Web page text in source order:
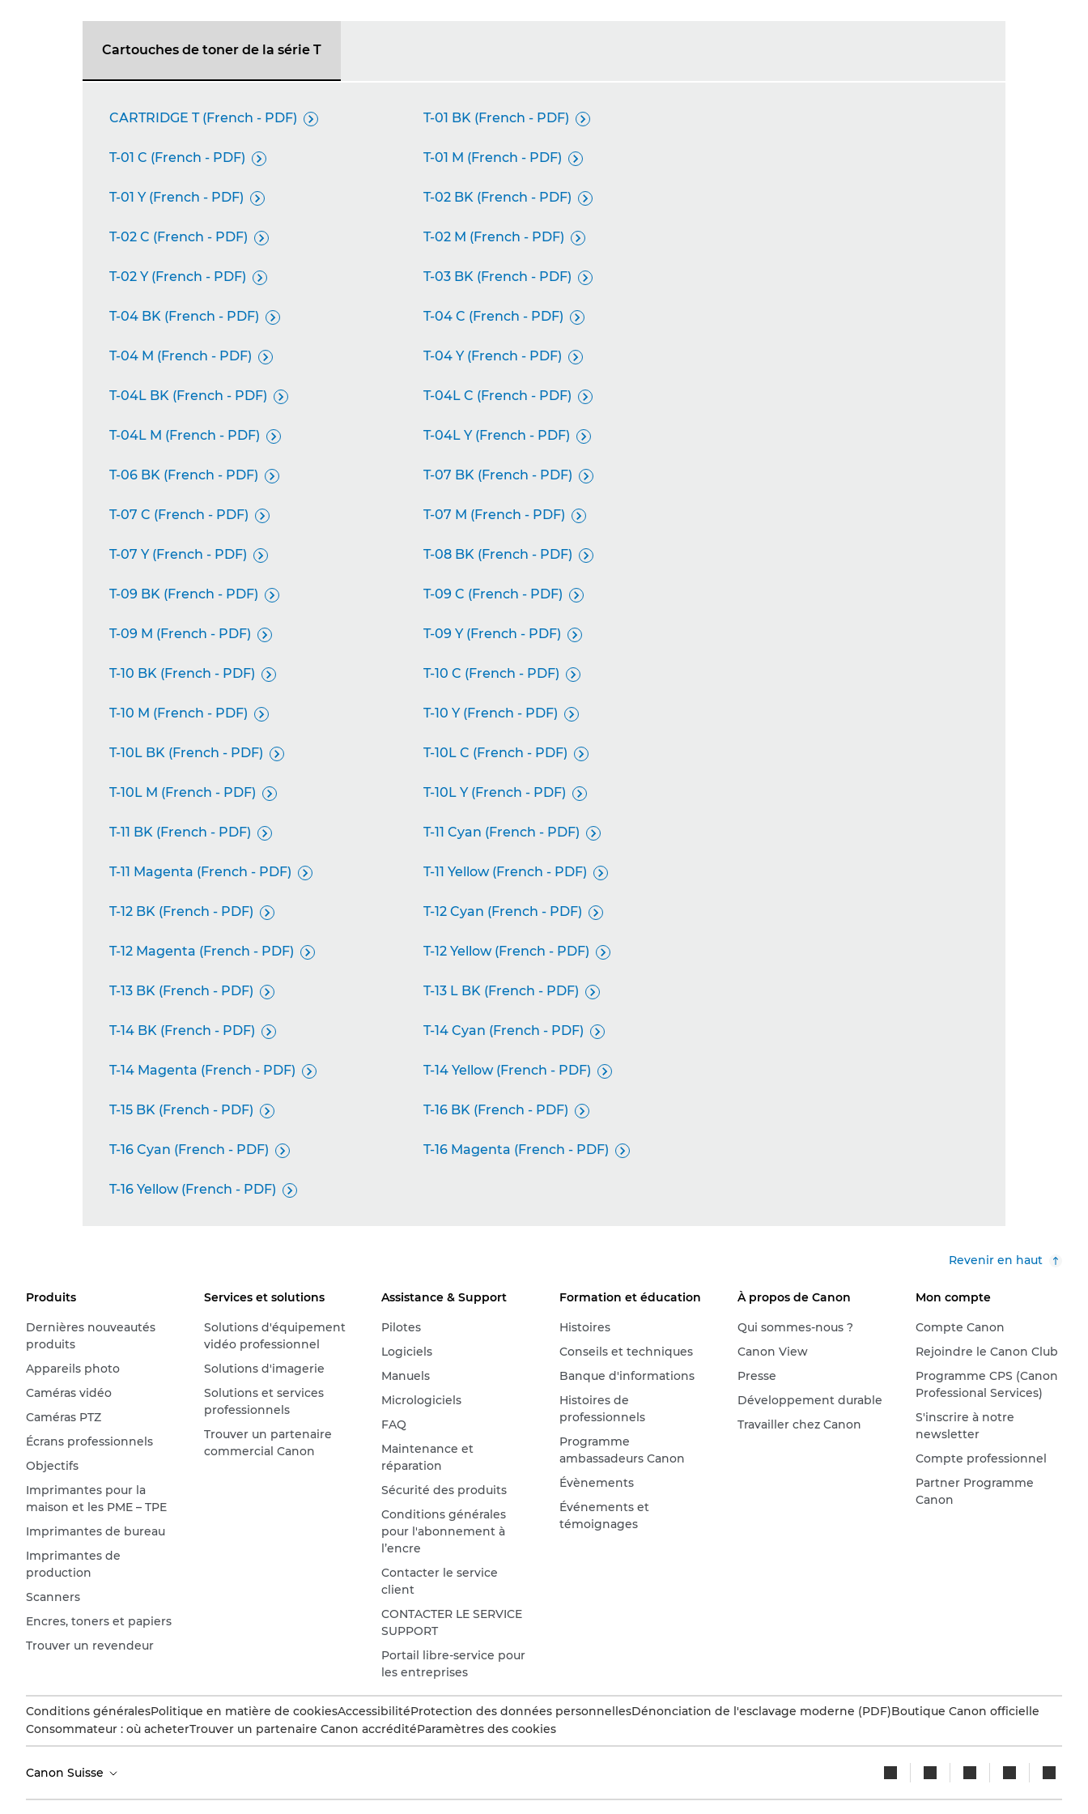
Cartouches de toner de la série T
CARTRIDGE T (French - PDF)  T-01 BK (French - PDF) 
T-01 C (French - PDF)  T-01 M (French - PDF) 
T-01 Y (French - PDF)  T-02 BK (French - PDF) 
T-02 C (French - PDF)  T-02 M (French - PDF) 
T-02 Y (French - PDF)  T-03 BK (French - PDF) 
T-04 BK (French - PDF)  T-04 C (French - PDF) 
T-04 M (French - PDF)  T-04 Y (French - PDF) 
T-04L BK (French - PDF)  T-04L C (French - PDF) 
T-04L M (French - PDF)  T-04L Y (French - PDF) 
T-06 BK (French - PDF)  T-07 BK (French - PDF) 
T-07 C (French - PDF)  T-07 M (French - PDF) 
T-07 Y (French - PDF)  T-08 BK (French - PDF) 
T-09 BK (French - PDF)  T-09 C (French - PDF) 
T-09 M (French - PDF)  T-09 Y (French - PDF) 
T-10 BK (French - PDF)  T-10 C (French - PDF) 
T-10 M (French - PDF)  T-10 Y (French - PDF) 
T-10L BK (French - PDF)  T-10L C (French - PDF) 
T-10L M (French - PDF)  T-10L Y (French - PDF) 
T-11 BK (French - PDF)  T-11 Cyan (French - PDF) 
T-11 Magenta (French - PDF)  T-11 Yellow (French - PDF) 
T-12 BK (French - PDF)  T-12 Cyan (French - PDF) 
T-12 Magenta (French - PDF)  T-12 Yellow (French - PDF) 
T-13 BK (French - PDF)  T-13 L BK (French - PDF) 
T-14 BK (French - PDF)  T-14 Cyan (French - PDF) 
T-14 Magenta (French - PDF)  T-14 Yellow (French - PDF) 
T-15 BK (French - PDF)  T-16 BK (French - PDF) 
T-16 Cyan (French - PDF)  T-16 Magenta (French - PDF) 
T-16 Yellow (French - PDF) 
Revenir en haut
Produits
Dernières nouveautés
produits
Appareils photo
Caméras vidéo
Caméras PTZ
Écrans professionnels
Objectifs
Imprimantes pour la
maison et les PME – TPE
Imprimantes de bureau
Imprimantes de
production
Scanners
Encres, toners et papiers
Trouver un revendeur
Services et solutions
Solutions d'équipement
vidéo professionnel
Solutions d'imagerie
Solutions et services
professionnels
Trouver un partenaire
commercial Canon
Assistance & Support
Pilotes
Logiciels
Manuels
Micrologiciels
FAQ
Maintenance et
réparation
Sécurité des produits
Conditions générales
pour l'abonnement à
l’encre
Contacter le service
client
CONTACTER LE SERVICE
SUPPORT
Portail libre-service pour
les entreprises
Formation et éducation
Histoires
Conseils et techniques
Banque d'informations
Histoires de
professionnels
Programme
ambassadeurs Canon
Évènements
Événements et
témoignages
À propos de Canon
Qui sommes-nous ?
Canon View
Presse
Développement durable
Travailler chez Canon
Mon compte
Compte Canon
Rejoindre le Canon Club
Programme CPS (Canon
Professional Services)
S'inscrire à notre
newsletter
Compte professionnel
Partner Programme
Canon
Conditions généralesPolitique en matière de cookiesAccessibilitéProtection des données personnellesDénonciation de l'esclavage moderne (PDF)Boutique Canon officielle
Consommateur : où acheterTrouver un partenaire Canon accréditéParamètres des cookies
Canon Suisse